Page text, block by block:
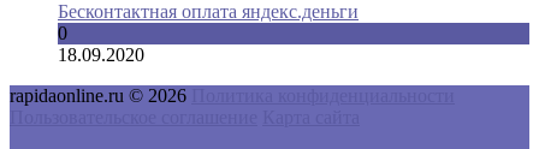
Бесконтактная оплата яндекс.деньги
0
18.09.2020
rapidaonline.ru © 2026